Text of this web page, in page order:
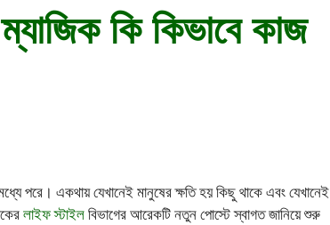
কি কিভাবে কাজ
পরে। একথায় যেখানেই মানুষের ক্ষতি হয় কিছু থাকে এবং যেখানেই
লাইফ স্টাইলবিভাগের আরেকটি নতুন পোস্টে স্বাগত জানিয়ে শুরু